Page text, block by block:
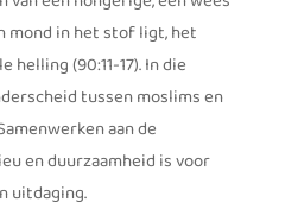
mond in het stof ligt, het
helling (90:11-17). In die
tussen moslims en
aan de
en duurzaamheid is voor
uitdaging.